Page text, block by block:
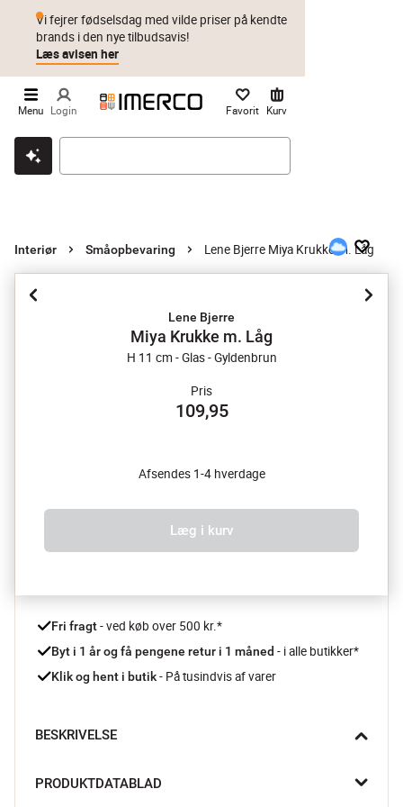
Klik & hent Byt i 1 år Prismatch
Vi fejrer fødselsdag med vilde priser på kendte
brands i den nye tilbudsavis!
Læs avisen her
Menu Login Favorit Kurv
Interiør Småopbevaring Lene Bjerre Miya Krukke m. Låg
Lene Bjerre
Miya Krukke m. Låg
H 11 cm - Glas - Gyldenbrun
Pris
109,95
Afsendes 1-4 hverdage
Læg i kurv
Fri fragt - ved køb over 500 kr.*
Byt i 1 år og få pengene retur i 1 måned - i alle butikker*
Klik og hent i butik - På tusindvis af varer
BESKRIVELSE
opbevaringsløsning – den er et ægte designstatement. Med
PRODUKTDATABLAD